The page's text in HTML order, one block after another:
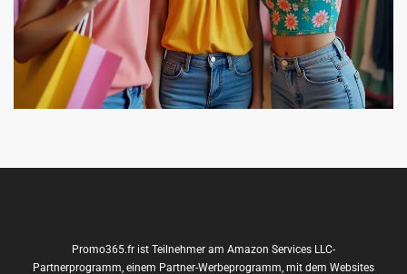
Promo365.fr ist Teilnehmer am Amazon Services LLC-
Partnerprogramm, einem Partner-Werbeprogramm, mit dem Websites